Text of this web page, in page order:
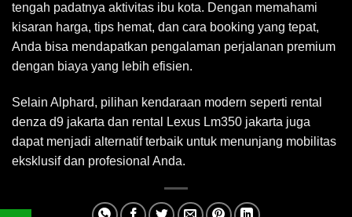
tengah padatnya aktivitas ibu kota. Dengan memahami
kisaran harga, tips hemat, dan cara booking yang tepat,
Anda bisa mendapatkan pengalaman perjalanan premium
dengan biaya yang lebih efisien.
Selain Alphard, pilihan kendaraan modern seperti rental
denza d9 jakarta dan rental Lexus Lm350 jakarta juga
dapat menjadi alternatif terbaik untuk menunjang mobilitas
eksklusif dan profesional Anda.